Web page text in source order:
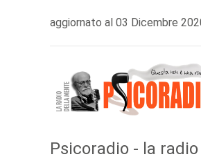
aggiornato al 03 Dicembre
Psicoradio - la